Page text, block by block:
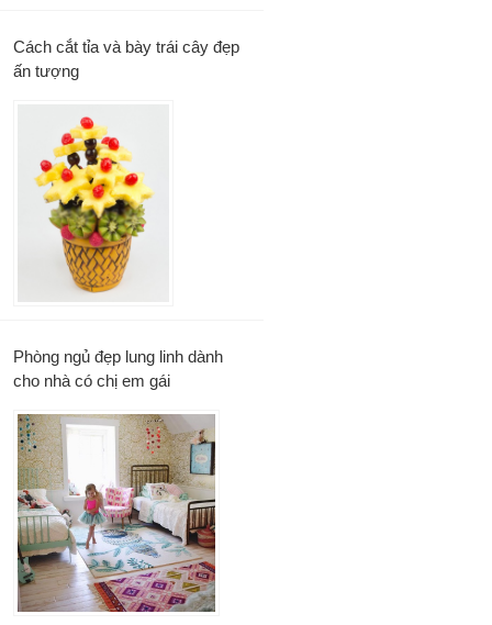
Cách cắt tỉa và bày trái cây đẹp
ấn tượng
Phòng ngủ đẹp lung linh dành
cho nhà có chị em gái